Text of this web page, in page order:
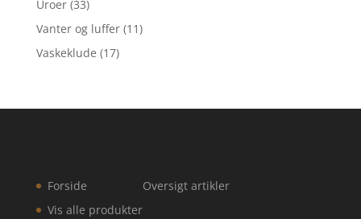
Uroer (33)
Vanter og luffer (11)
Vaskeklude (17)
Forside
Vis alle produkter
Oversigt artikler